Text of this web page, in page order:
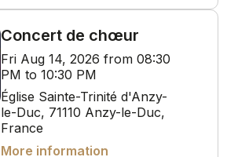
Concert de chœur
Fri Aug 14, 2026 from 08:30
PM to 10:30 PM
Église Sainte-Trinité d'Anzy-
le-Duc, 71110 Anzy-le-Duc,
France
More information